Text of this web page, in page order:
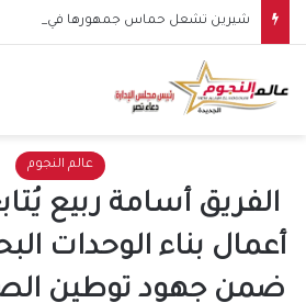
عالم النجوم
الفريق أسامة ربيع
أعمال بناء الوحدات
ضمن جهود توطين